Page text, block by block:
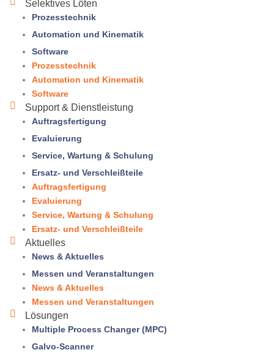
Selektives Löten
Prozesstechnik
Automation und Kinematik
Software
Prozesstechnik
Automation und Kinematik
Software
Support & Dienstleistung
Auftragsfertigung
Evaluierung
Service, Wartung & Schulung
Ersatz- und Verschleißteile
Auftragsfertigung
Evaluierung
Service, Wartung & Schulung
Ersatz- und Verschleißteile
Aktuelles
News & Aktuelles
Messen und Veranstaltungen
News & Aktuelles
Messen und Veranstaltungen
Lösungen
Multiple Process Changer (MPC)
Galvo-Scanner